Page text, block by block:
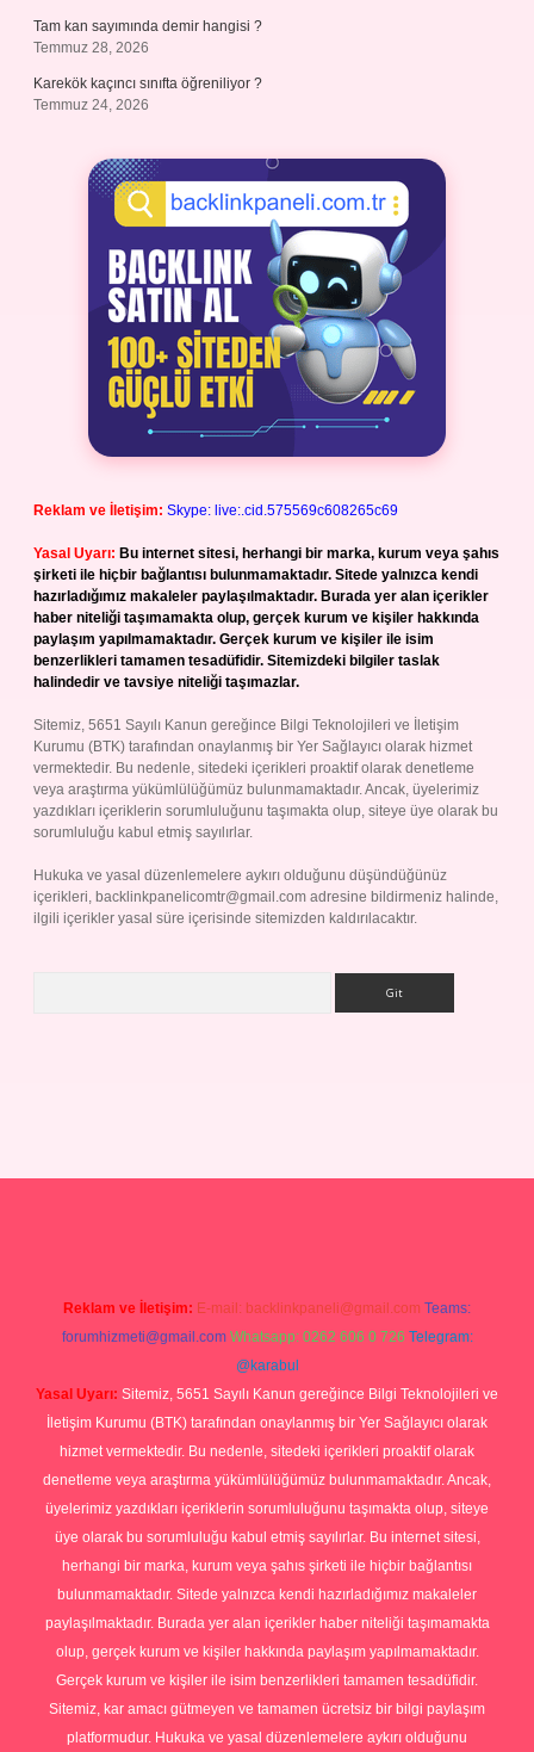
Tam kan sayımında demir hangisi ?
Temmuz 28, 2026
Karekök kaçıncı sınıfta öğreniliyor ?
Temmuz 24, 2026
Reklam ve İletişim: Skype: live:.cid.575569c608265c69
Yasal Uyarı: Bu internet sitesi, herhangi bir marka, kurum veya şahıs
şirketi ile hiçbir bağlantısı bulunmamaktadır. Sitede yalnızca kendi
hazırladığımız makaleler paylaşılmaktadır. Burada yer alan içerikler
haber niteliği taşımamakta olup, gerçek kurum ve kişiler hakkında
paylaşım yapılmamaktadır. Gerçek kurum ve kişiler ile isim
benzerlikleri tamamen tesadüfidir. Sitemizdeki bilgiler taslak
halindedir ve tavsiye niteliği taşımazlar.
Sitemiz, 5651 Sayılı Kanun gereğince Bilgi Teknolojileri ve İletişim
Kurumu (BTK) tarafından onaylanmış bir Yer Sağlayıcı olarak hizmet
vermektedir. Bu nedenle, sitedeki içerikleri proaktif olarak denetleme
veya araştırma yükümlülüğümüz bulunmamaktadır. Ancak, üyelerimiz
yazdıkları içeriklerin sorumluluğunu taşımakta olup, siteye üye olarak bu
sorumluluğu kabul etmiş sayılırlar.
Hukuka ve yasal düzenlemelere aykırı olduğunu düşündüğünüz
içerikleri, backlinkpanelicomtr@gmail.com adresine bildirmeniz halinde,
ilgili içerikler yasal süre içerisinde sitemizden kaldırılacaktır.
Reklam ve İletişim: E-mail: backlinkpaneli@gmail.com Teams:
forumhizmeti@gmail.com Whatsapp: 0262 606 0 726 Telegram:
@karabul
Yasal Uyarı: Sitemiz, 5651 Sayılı Kanun gereğince Bilgi Teknolojileri ve
İletişim Kurumu (BTK) tarafından onaylanmış bir Yer Sağlayıcı olarak
hizmet vermektedir. Bu nedenle, sitedeki içerikleri proaktif olarak
denetleme veya araştırma yükümlülüğümüz bulunmamaktadır. Ancak,
üyelerimiz yazdıkları içeriklerin sorumluluğunu taşımakta olup, siteye
üye olarak bu sorumluluğu kabul etmiş sayılırlar. Bu internet sitesi,
herhangi bir marka, kurum veya şahıs şirketi ile hiçbir bağlantısı
bulunmamaktadır. Sitede yalnızca kendi hazırladığımız makaleler
paylaşılmaktadır. Burada yer alan içerikler haber niteliği taşımamakta
olup, gerçek kurum ve kişiler hakkında paylaşım yapılmamaktadır.
Gerçek kurum ve kişiler ile isim benzerlikleri tamamen tesadüfidir.
Sitemiz, kar amacı gütmeyen ve tamamen ücretsiz bir bilgi paylaşım
platformudur. Hukuka ve yasal düzenlemelere aykırı olduğunu